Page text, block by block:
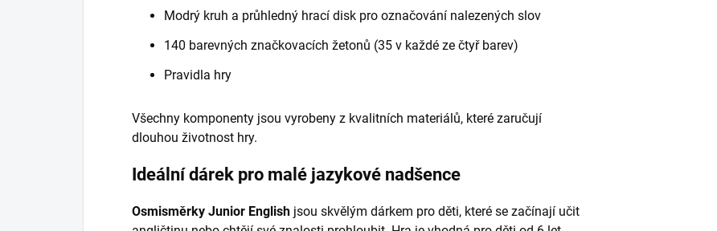
Modrý kruh a průhledný hrací disk pro označování nalezených slov
140 barevných značkovacích žetonů (35 v každé ze čtyř barev)
Pravidla hry
Všechny komponenty jsou vyrobeny z kvalitních materiálů, které zaručují
dlouhou životnost hry.
Ideální dárek pro malé jazykové nadšence
Osmisměrky Junior English jsou skvělým dárkem pro děti, které se začínají učit